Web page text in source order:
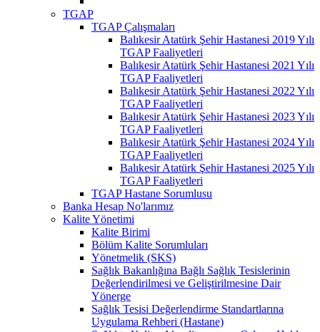
TGAP
TGAP Çalışmaları
Balıkesir Atatürk Şehir Hastanesi 2019 Yılı
TGAP Faaliyetleri
Balıkesir Atatürk Şehir Hastanesi 2021 Yılı
TGAP Faaliyetleri
Balıkesir Atatürk Şehir Hastanesi 2022 Yılı
TGAP Faaliyetleri
Balıkesir Atatürk Şehir Hastanesi 2023 Yılı
TGAP Faaliyetleri
Balıkesir Atatürk Şehir Hastanesi 2024 Yılı
TGAP Faaliyetleri
Balıkesir Atatürk Şehir Hastanesi 2025 Yılı
TGAP Faaliyetleri
TGAP Hastane Sorumlusu
Banka Hesap No'larımız
Kalite Yönetimi
Kalite Birimi
Bölüm Kalite Sorumluları
Yönetmelik (SKS)
Sağlık Bakanlığına Bağlı Sağlık Tesislerinin
Değerlendirilmesi ve Geliştirilmesine Dair
Yönerge
Sağlık Tesisi Değerlendirme Standartlarına
Uygulama Rehberi (Hastane)